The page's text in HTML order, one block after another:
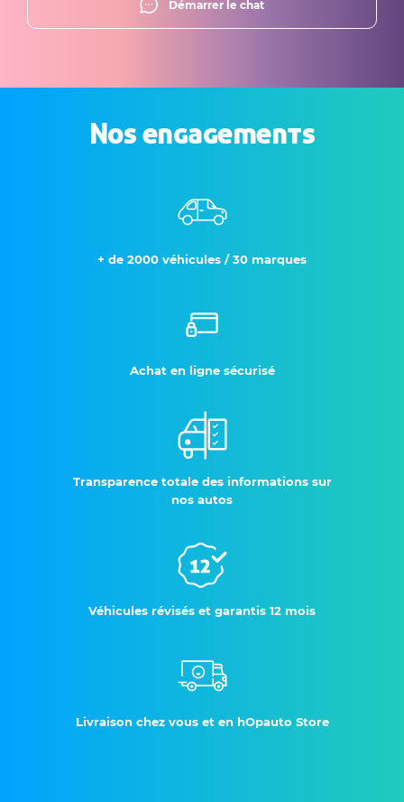
Démarrer le chat
Nos engagements
+ de 2000 véhicules / 30 marques
Achat en ligne sécurisé
Transparence totale des informations sur
nos autos
Véhicules révisés et garantis 12 mois
Livraison chez vous et en hOpauto Store